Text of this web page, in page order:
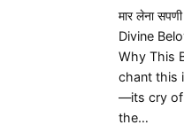
मार लेना
Divine
Why This
chant this
—its cry of
the…